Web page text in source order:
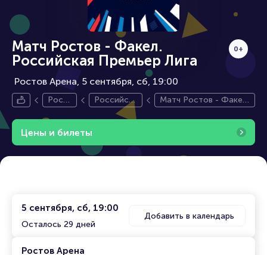
Матч Ростов - Факел.
Российская Премьер Лига
Ростов Арена, 5 сентября
0+
сб, 19:00
Рост
-Дон
у
Российск
ая Премье
р Лига
Матч Ростов - Факел.
Лига
Цены и билеты
5 сентября, сб, 19:00
Осталось 29 дней
Добавить в календарь
Ростов Арена